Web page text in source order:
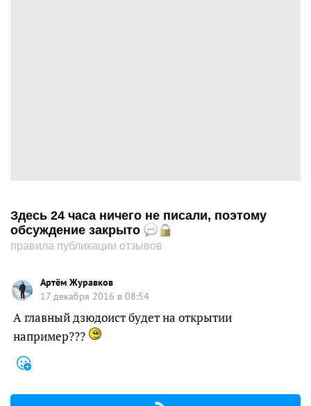
Здесь 24 часа ничего не писали, поэтому
обсуждение закрыто
правила публикации отзывов
Артём Журавков
17 декабря 2016 в 08:54
А главный дзюдоист будет на открытии
например???